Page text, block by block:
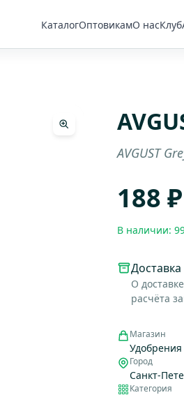
КаталогОптовикамО насКлуб
AVGUST
188 ₽
В наличии:
Доставка
О
расчёта
Магазин
Город
Санкт-
Категория